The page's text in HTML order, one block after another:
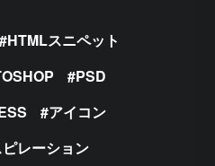
HTMLスニペット
PSD
アイコン
レーション